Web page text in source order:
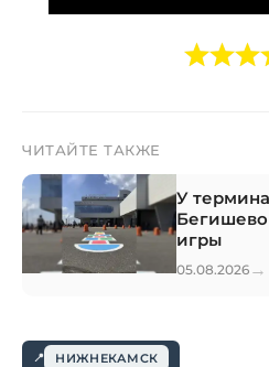
ЧИТАЙТЕ ТАКЖЕ
У
игры
05.08.2026 →
НИЖНЕКАМСК